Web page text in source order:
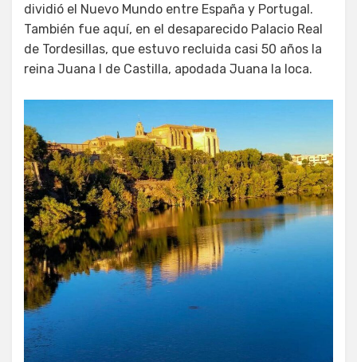
dividió el Nuevo Mundo entre España y Portugal.
También fue aquí, en el desaparecido Palacio Real
de Tordesillas, que estuvo recluida casi 50 años la
reina Juana I de Castilla, apodada Juana la loca.